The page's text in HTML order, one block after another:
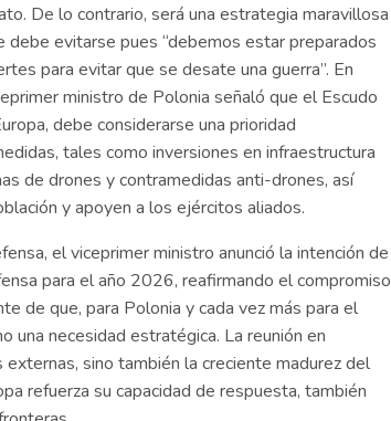
De lo contrario, será una estrategia maravillosa
debe evitarse pues “debemos estar preparados
para evitar que se desate una guerra”. En
ministro de Polonia señaló que el Escudo
debe considerarse una prioridad
tales como inversiones en infraestructura
de drones y contramedidas anti-drones, así
y apoyen a los ejércitos aliados.
el viceprimer ministro anunció la intención de
para el año 2026, reafirmando el compromiso
de que, para Polonia y cada vez más para el
una necesidad estratégica. La reunión en
sino también la creciente madurez del
refuerza su capacidad de respuesta, también